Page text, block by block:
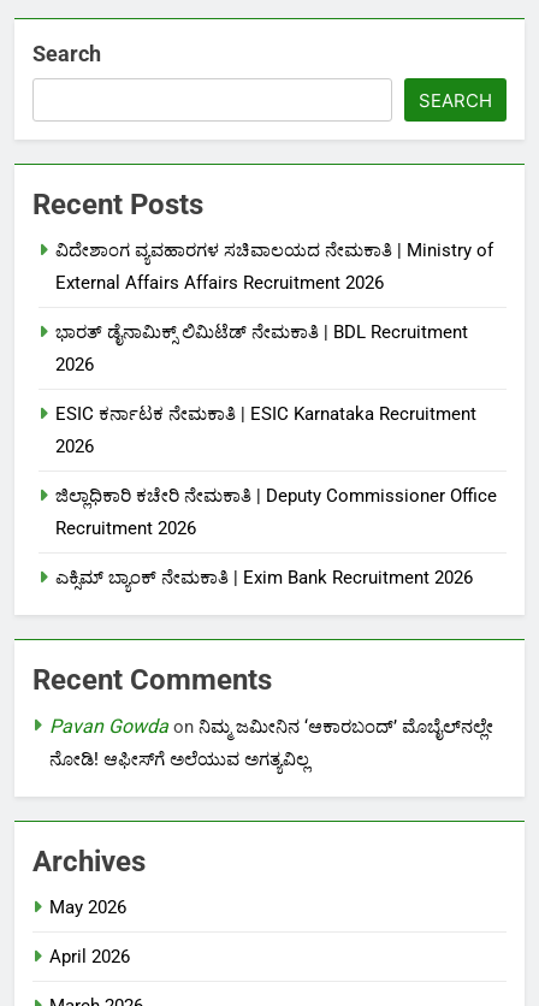
Search
SEARCH
Recent Posts
ವಿದೇಶಾಂಗ ವ್ಯವಹಾರಗಳ ಸಚಿವಾಲಯದ ನೇಮಕಾತಿ | Ministry of
External Affairs Affairs Recruitment 2026
ಭಾರತ್ ಡೈನಾಮಿಕ್ಸ್ ಲಿಮಿಟೆಡ್ ನೇಮಕಾತಿ | BDL Recruitment
2026
ESIC ಕರ್ನಾಟಕ ನೇಮಕಾತಿ | ESIC Karnataka Recruitment
2026
ಜಿಲ್ಲಾಧಿಕಾರಿ ಕಚೇರಿ ನೇಮಕಾತಿ | Deputy Commissioner Office
Recruitment 2026
ಎಕ್ಸಿಮ್ ಬ್ಯಾಂಕ್ ನೇಮಕಾತಿ |‌ Exim Bank Recruitment 2026
Recent Comments
Pavan Gowda on ನಿಮ್ಮ ಜಮೀನಿನ ‘ಆಕಾರಬಂದ್’ ಮೊಬೈಲ್‌ನಲ್ಲೇ
ನೋಡಿ! ಆಫೀಸ್‌ಗೆ ಅಲೆಯುವ ಅಗತ್ಯವಿಲ್ಲ
Archives
May 2026
April 2026